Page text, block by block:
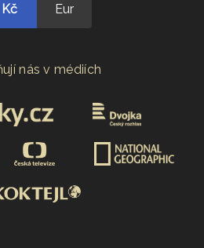
Kč Eur
nás v médiích